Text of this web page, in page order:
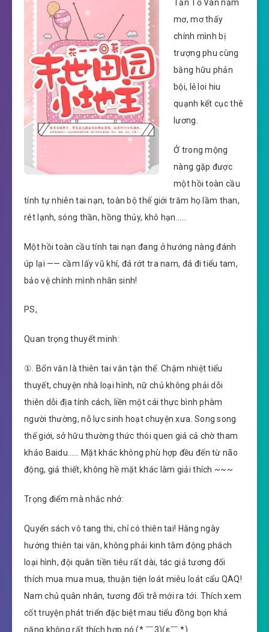
Tần Tố Vân nằm
mơ, mơ thấy
chính mình bị
trượng phu cùng
bằng hữu phản
bội, lẻ loi hiu
quạnh kết cục thê
lương.
Ở trong mộng
nàng gặp được
một hồi toàn cầu
tính tự nhiên tai nạn, toàn bộ thế giới trăm họ lầm than,
rét lạnh, sóng thần, hồng thủy, khô hạn……
Một hồi toàn cầu tính tai nạn đang ở hướng nàng đánh
úp lại —— cầm lấy vũ khí, đá rớt tra nam, đá đi tiểu tam,
bảo vệ chính mình nhân sinh!
PS,
Quan trọng thuyết minh:
①. Bổn văn là thiên tai văn tận thế. Chậm nhiệt tiểu
thuyết, chuyện nhà loại hình, nữ chủ không phải dỗi
thiên dỗi địa tính cách, liền một cái thực bình phàm
người thường, nỗ lực sinh hoạt chuyện xưa. Song song
thế giới, sở hữu thường thức thói quen giá cả chờ tham
khảo Baidu…… Mặt khác không phù hợp đều đến từ não
động, giả thiết, không hề mặt khác làm giải thích ~~~
Trọng điểm mà nhắc nhở:
Quyển sách vô tang thi, chỉ có thiên tai! Hằng ngày
hướng thiên tai văn, không phải kinh tâm động phách
loại hình, đội quân tiền tiêu rất dài, tác giả tương đối
thích mua mua mua, thuận tiện loát miêu loát cẩu QAQ!
Nam chủ quân nhân, tương đối trễ mới ra tới. Thích xem
cốt truyện phát triển đặc biệt mau tiểu đồng bọn khả
năng không rất thích hợp nó (* ￣3)(ε￣ *)